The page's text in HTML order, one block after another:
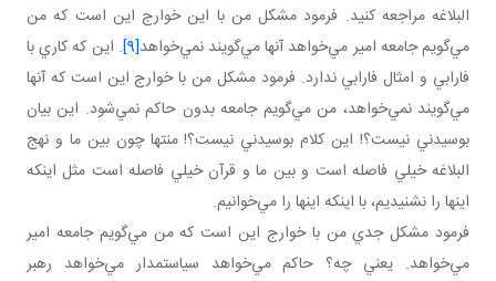
البلاغه مراجعه کنيد. فرمود مشکل من با اين خوارج اين است که من
مي‌گويم جامعه امير مي‌خواهد آنها مي‌گويند نمي‌خواهد[9] . اين که کاري با
فارابي و امثال فارابي ندارد. فرمود مشکل من با خوارج اين است که آنها
مي‌گويند نمي‌خواهد، من مي‌گويم جامعه بدون حاکم نمي‌شود. اين بيان
بوسيدني نيست؟! اين کلام بوسيدني نيست؟! منتها چون بين ما و نهج
البلاغه خيلي فاصله است و بين ما و قرآن خيلي فاصله است مثل اينکه
اينها را نشنيديم، با اينکه اينها را مي‌خوانيم.
فرمود مشکل جدي من با خوارج اين است که من مي‌گويم جامعه امير
مي‌خواهد. يعني چه؟ حاکم مي‌خواهد سياستمدار مي‌خواهد رهبر